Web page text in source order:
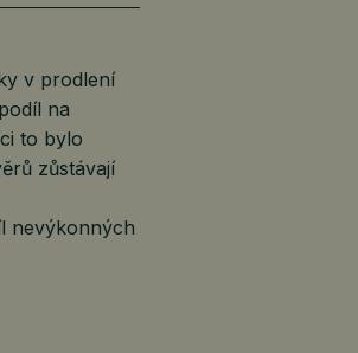
v prodlení
na
to bylo
zůstávají
nevýkonných